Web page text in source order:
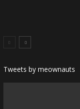
Tweets by meownauts